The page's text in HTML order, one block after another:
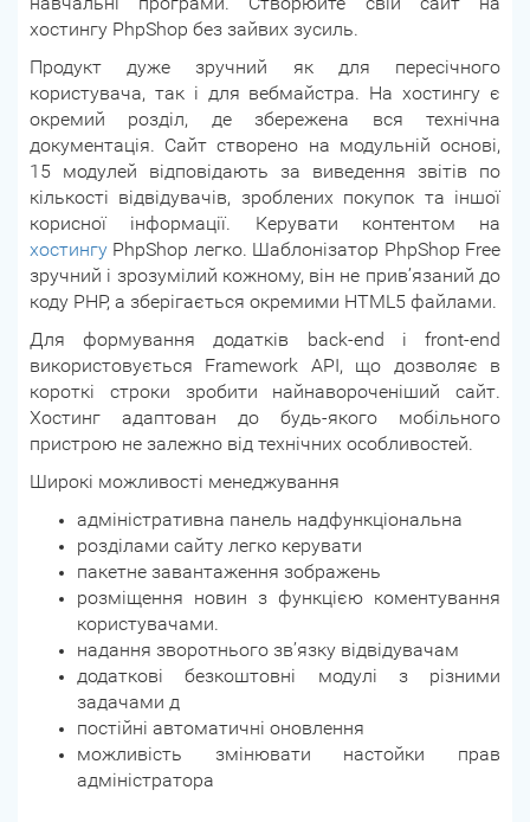
хостингу PhpShop без зайвих зусиль.
Продукт дуже зручний як для пересічного
користувача, так і для вебмайстра. На хостингу є
окремий розділ, де збережена вся технічна
документація. Сайт створено на модульній основі,
15 модулей відповідають за виведення звітів по
кількості відвідувачів, зроблених покупок та іншої
корисної інформації. Керувати контентом на
хостингу PhpShop легко. Шаблонізатор PhpShop Free
зручний і зрозумілий кожному, він не прив’язаний до
коду PHP, а зберігається окремими HTML5 файлами.
Для формування додатків back-end і front-end
використовується Framework API, що дозволяє в
короткі строки зробити найнавороченіший сайт.
Хостинг адаптован до будь-якого мобільного
пристрою не залежно від технічних особливостей.
Широкі можливості менеджування
адміністративна панель надфункціональна
розділами сайту легко керувати
пакетне завантаження зображень
розміщення новин з функцією коментування
користувачами.
надання зворотнього зв’язку відвідувачам
додаткові безкоштовні модулі з різними
задачами д
постійні автоматичні оновлення
можливість змінювати настойки прав
адміністратора